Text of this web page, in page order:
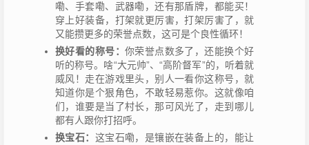
嘞、手套嘞、武器嘞，还有那盾牌，都能买！
穿上好装备，打架就更厉害，打架厉害了，就
又能攒更多的荣誉点数，这可是个良性循环！
换好看的称号： 你荣誉点数多了，还能换个好
听的称号。啥“大元帅”、“高阶督军”的，听着就
威风！走在游戏里头，别人一看你这称号，就
知道你是个狠角色，不敢轻易惹你。这就像咱
们，谁要是当了村长，那可风光了，走到哪儿
都有人跟你打招呼。
换宝石： 这宝石嘞，是镶嵌在装备上的，能让